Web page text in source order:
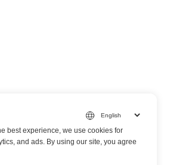
best experience, we use cookies for
and ads. By using our site, you agree